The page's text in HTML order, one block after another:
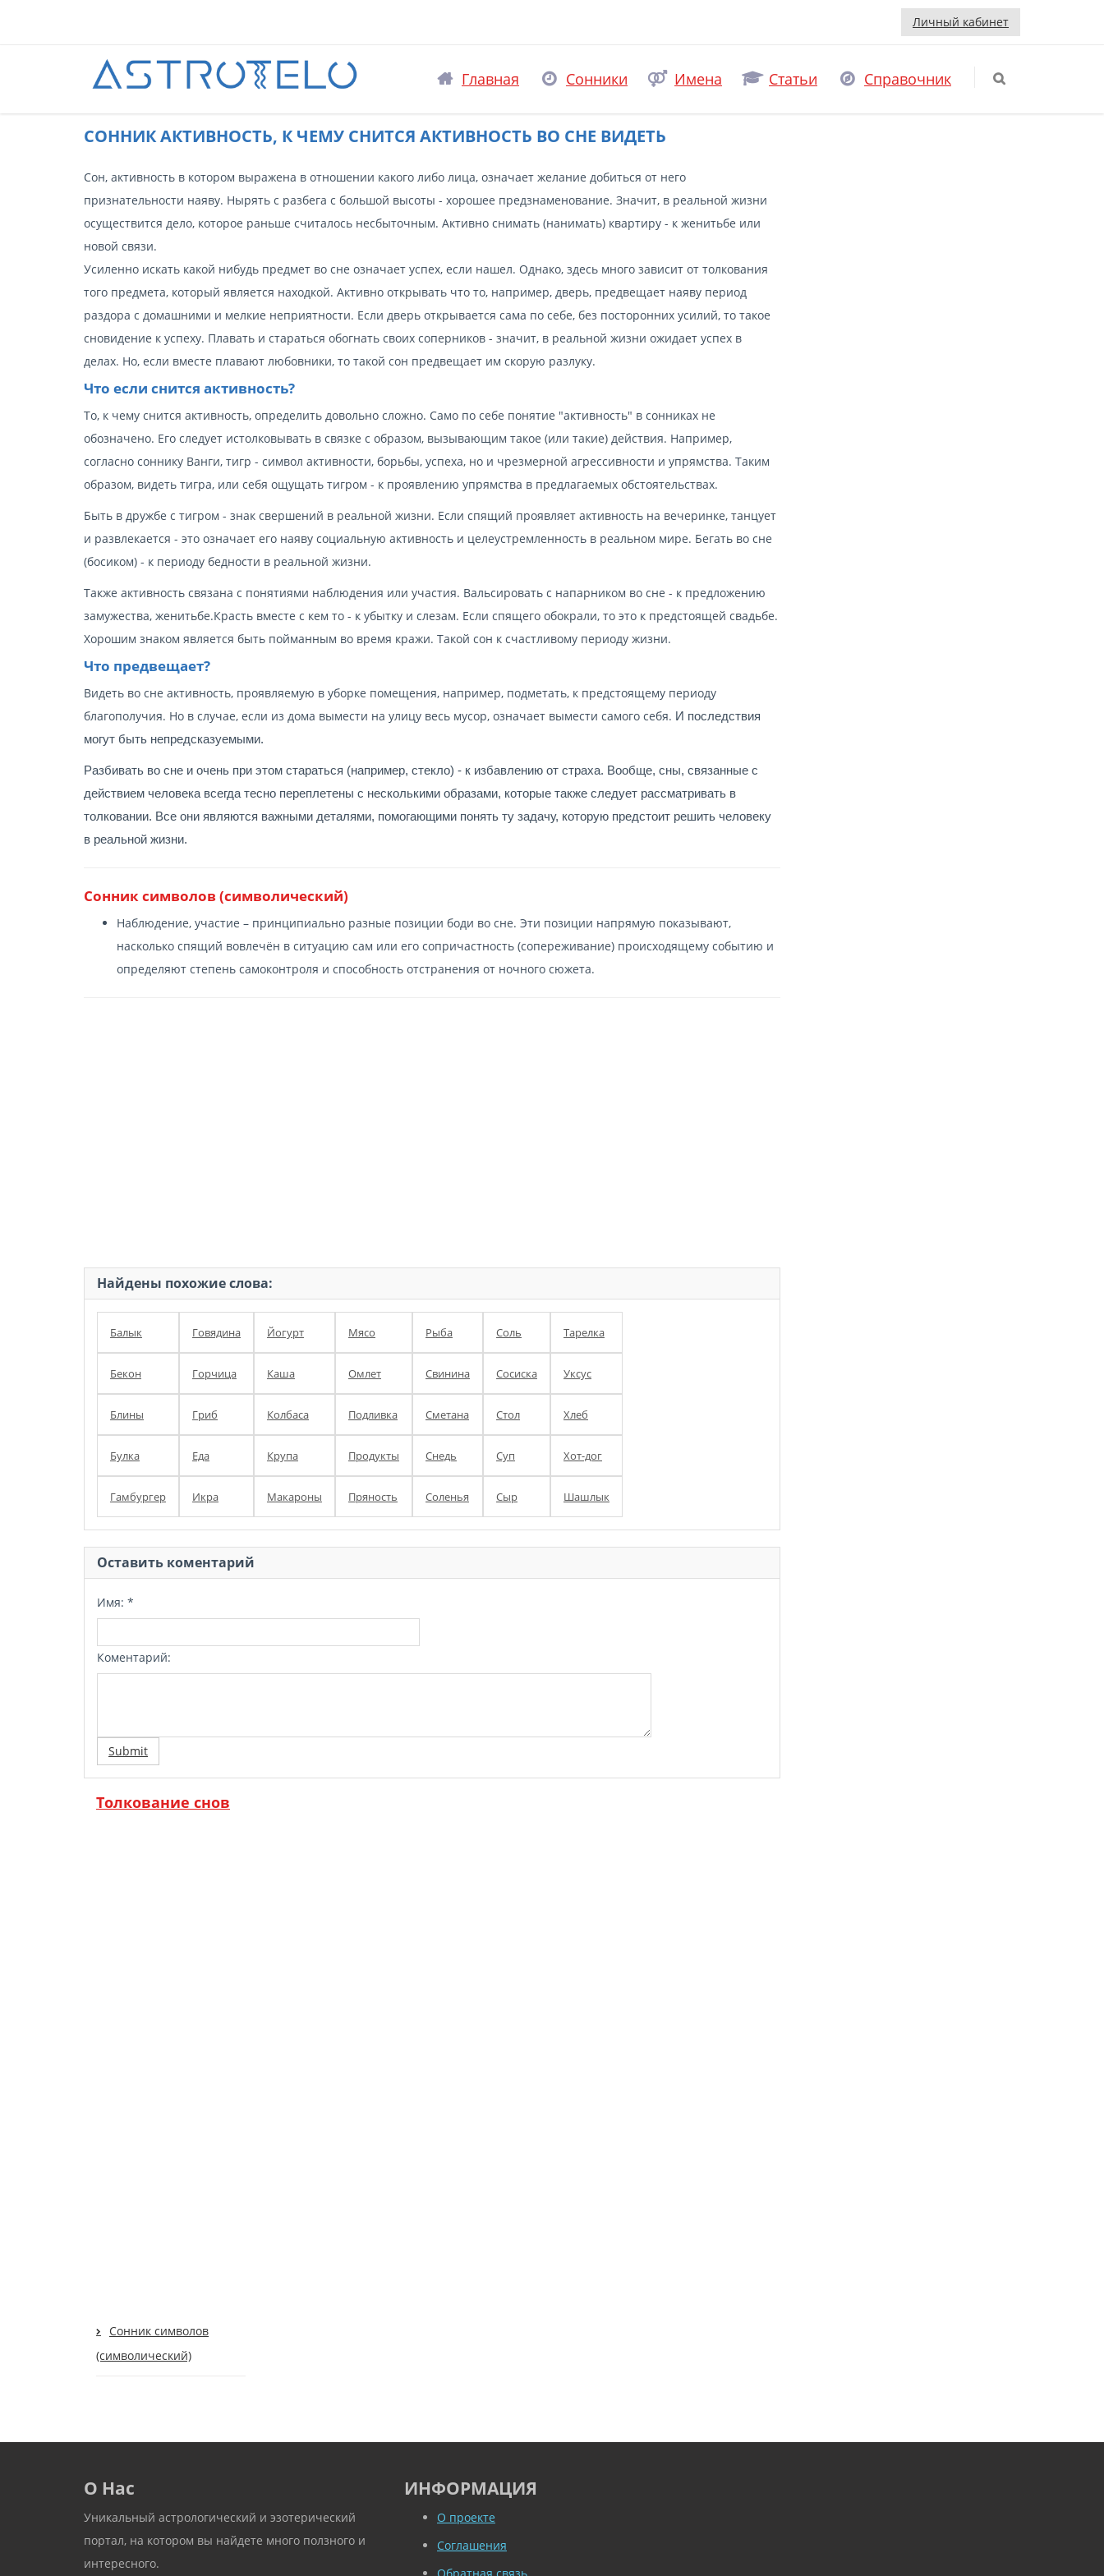
Личный кабинет
Главная Сонники Имена Статьи Справочник
CОННИК АКТИВНОСТЬ, К ЧЕМУ СНИТСЯ АКТИВНОСТЬ ВО СНЕ ВИДЕТЬ
Сон, активность в котором выражена в отношении какого либо лица, означает желание добиться от него
признательности наяву. Нырять с разбега с большой высоты - хорошее предзнаменование. Значит, в реальной жизни
осуществится дело, которое раньше считалось несбыточным. Активно снимать (нанимать) квартиру - к женитьбе или
новой связи.
Усиленно искать какой нибудь предмет во сне означает успех, если нашел. Однако, здесь много зависит от толкования
того предмета, который является находкой. Активно открывать что то, например, дверь, предвещает наяву период
раздора с домашними и мелкие неприятности. Если дверь открывается сама по себе, без посторонних усилий, то такое
сновидение к успеху. Плавать и стараться обогнать своих соперников - значит, в реальной жизни ожидает успех в
делах. Но, если вместе плавают любовники, то такой сон предвещает им скорую разлуку.
Что если снится активность?
То, к чему снится активность, определить довольно сложно. Само по себе понятие "активность" в сонниках не
обозначено. Его следует истолковывать в связке с образом, вызывающим такое (или такие) действия. Например,
согласно соннику Ванги, тигр - символ активности, борьбы, успеха, но и чрезмерной агрессивности и упрямства. Таким
образом, видеть тигра, или себя ощущать тигром - к проявлению упрямства в предлагаемых обстоятельствах.
Быть в дружбе с тигром - знак свершений в реальной жизни. Если спящий проявляет активность на вечеринке, танцует
и развлекается - это означает его наяву социальную активность и целеустремленность в реальном мире. Бегать во сне
(босиком) - к периоду бедности в реальной жизни.
Также активность связана с понятиями наблюдения или участия. Вальсировать с напарником во сне - к предложению
замужества, женитьбе.Красть вместе с кем то - к убытку и слезам. Если спящего обокрали, то это к предстоящей свадьбе.
Хорошим знаком является быть пойманным во время кражи. Такой сон к счастливому периоду жизни.
Что предвещает?
Видеть во сне активность, проявляемую в уборке помещения, например, подметать, к предстоящему периоду
благополучия. Но в случае, если из дома вымести на улицу весь мусор, означает вымести самого себя. И последствия
могут быть непредсказуемыми.
Разбивать во сне и очень при этом стараться (например, стекло) - к избавлению от страха. Вообще, сны, связанные с
действием человека всегда тесно переплетены с несколькими образами, которые также следует рассматривать в
толковании. Все они являются важными деталями, помогающими понять ту задачу, которую предстоит решить человеку
в реальной жизни.
Сонник символов (символический)
Наблюдение, участие – принципиально разные позиции боди во сне. Эти позиции напрямую показывают,
насколько спящий вовлечён в ситуацию сам или его сопричастность (сопереживание) происходящему событию и
определяют степень самоконтроля и способность отстранения от ночного сюжета.
Найдены похожие слова:
Балык Говядина Йогурт Мясо Рыба Соль Тарелка
Бекон Горчица Каша Омлет Свинина Сосиска Уксус
Блины Гриб Колбаса Подливка Сметана Стол Хлеб
Булка Еда Крупа Продукты Снедь Суп Хот-дог
Гамбургер Икра Макароны Пряность Соленья Сыр Шашлык
Оставить коментарий
Имя: *
Коментарий:
Submit
Толкование снов
Сонник символов
(символический)
О Нас
Уникальный астрологический и эзотерический
портал, на котором вы найдете много ползного и
интересного.
ИНФОРМАЦИЯ
О проекте
Соглашения